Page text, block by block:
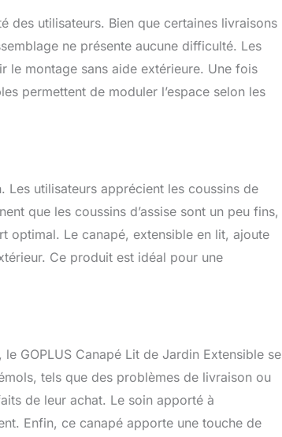
des utilisateurs. Bien que certaines livraisons
ne présente aucune difficulté. Les
le montage sans aide extérieure. Une fois
permettent de moduler l’espace selon les
utilisateurs apprécient les coussins de
que les coussins d’assise sont un peu fins,
optimal. Le canapé, extensible en lit, ajoute
Ce produit est idéal pour une
GOPLUS Canapé Lit de Jardin Extensible se
tels que des problèmes de livraison ou
de leur achat. Le soin apporté à
Enfin, ce canapé apporte une touche de